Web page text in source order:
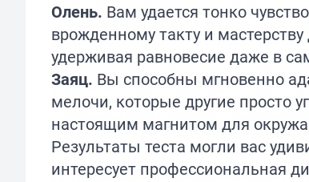
Олень. Вам удается тонко
врожденному такту и
удерживая равновесие даже в
Заяц. Вы способны мгновенно
мелочи, которые другие просто
настоящим магнитом для
Результаты теста могли вас
интересует профессиональная